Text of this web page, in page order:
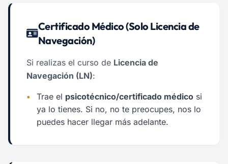
Certificado Médico (Solo Licencia de
Navegación)
Si realizas el curso de Licencia de
Navegación (LN):
• Trae el psicotécnico/certificado médico si
ya lo tienes. Si no, no te preocupes, nos lo
puedes hacer llegar más adelante.